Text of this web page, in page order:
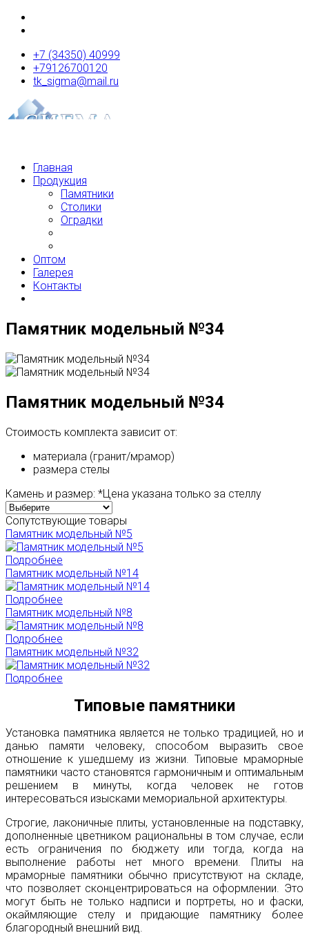
+7 (34350) 40999
+79126700120
tk_sigma@mail.ru
Главная
Продукция
Памятники
Столики
Оградки
Оптом
Галерея
Контакты
Памятник модельный №34
Памятник модельный №34
Стоимость комплекта зависит от:
материала (гранит/мрамор)
размера стелы
Камень и размер: *Цена указана только за стеллу
Сопутствующие товары
Памятник модельный №5
Подробнее
Памятник модельный №14
Подробнее
Памятник модельный №8
Подробнее
Памятник модельный №32
Подробнее
Типовые памятники
Установка памятника является не только традицией, но и
данью памяти человеку, способом выразить свое
отношение к ушедшему из жизни. Типовые мраморные
памятники часто становятся гармоничным и оптимальным
решением в минуты, когда человек не готов
интересоваться изысками мемориальной архитектуры.
Строгие, лаконичные плиты, установленные на подставку,
дополненные цветником рациональны в том случае, если
есть ограничения по бюджету или тогда, когда на
выполнение работы нет много времени. Плиты на
мраморные памятники обычно присутствуют на складе,
что позволяет сконцентрироваться на оформлении. Это
могут быть не только надписи и портреты, но и фаски,
окаймляющие стелу и придающие памятнику более
благородный внешний вид.